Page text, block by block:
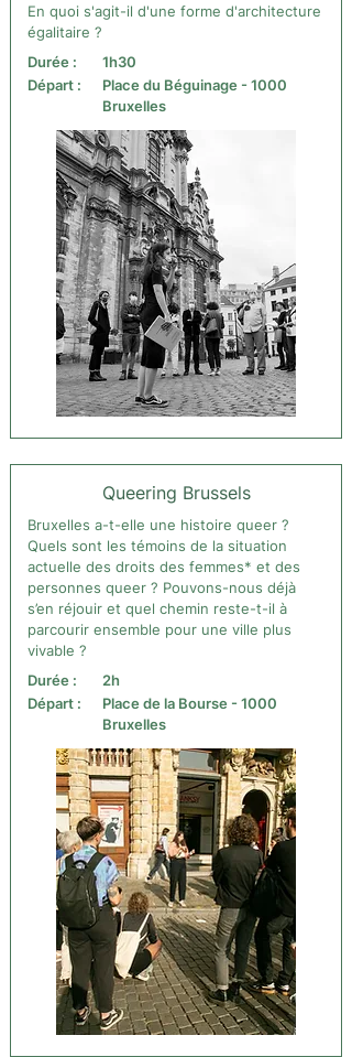
En quoi s'agit-il d'une forme d'architecture
égalitaire ?
Durée :
Départ :
1h30
Place du Béguinage - 1000
Bruxelles
Queering Brussels
Bruxelles a-t-elle une histoire queer ?
Quels sont les témoins de la situation
actuelle des droits des femmes* et des
personnes queer ? Pouvons-nous déjà
s’en réjouir et quel chemin reste-t-il à
parcourir ensemble pour une ville plus
vivable ?
Durée :
Départ :
2h
Place de la Bourse - 1000
Bruxelles